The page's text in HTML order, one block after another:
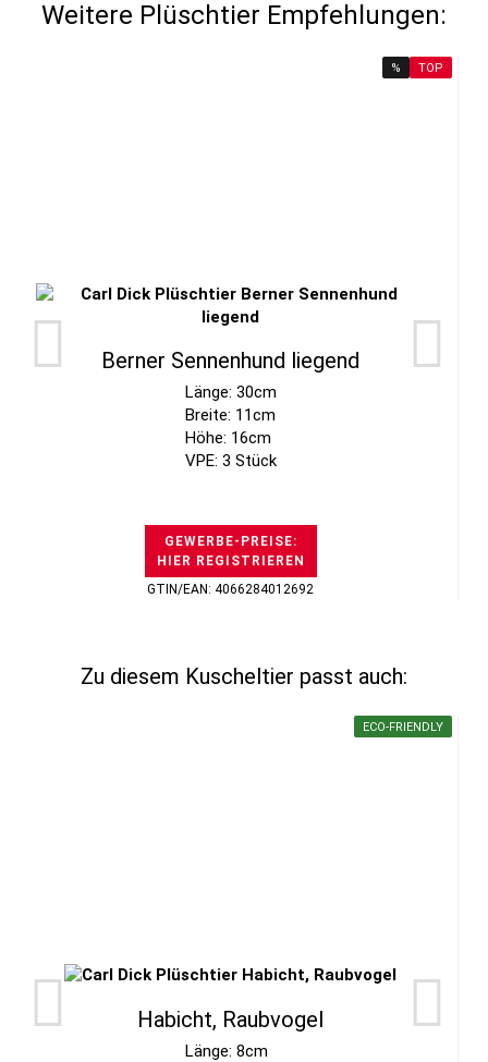
Weitere Plüschtier Empfehlungen:
% TOP
Berner Sennenhund liegend
Länge: 30cm
Breite: 11cm
Höhe: 16cm
VPE: 3 Stück
GEWERBE-PREISE:
HIER REGISTRIEREN
GTIN/EAN: 4066284012692
Zu diesem Kuscheltier passt auch:
ECO-FRIENDLY
Habicht, Raubvogel
Länge: 8cm